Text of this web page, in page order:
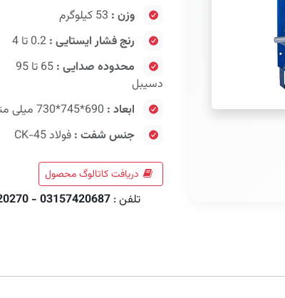
وزن :
رنج فشار ایستایی :
محدوده صدایی :
65 تا 95
دسیبل
ابعاد :
جنس شفت : فولاد CK-45
دریافت کاتالوگ محصول
تلفن : 03157420687 - 09202720270